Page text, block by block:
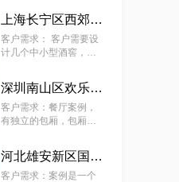
典型案例：订制会所豪华恒温藏酒窖，潼南专业会所藏酒窖工厂的专业流程
上海长宁区西郊壹号·会所：中小型酒柜定制解决方案
客户需求： 客户需要设
计几个中小型酒窖，常
温柜放红酒；恒温柜需
要有远程控制温湿度功
能 。
深圳南山区欢乐海岸社佳日本料理恒温酒柜定制案例
客户需求：餐厅案例，
有独立的包厢，包厢酒
5~22°C（ 可调 ）。主
要放：红酒、清酒、洋
酒（ 洋酒可常温 ）。
河北雄安新区国际酒店酒柜定制服务案例
客户需求：案例是一个